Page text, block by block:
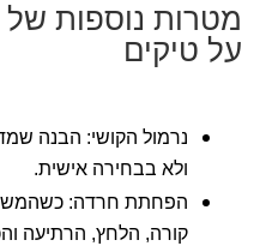
מטרות נוספות של
על טיקים
נרמול הקושי: הבנה
ולא בבחירה אישית.
הפחתת חרדה:
קורה, הלחץ, הרתיעה